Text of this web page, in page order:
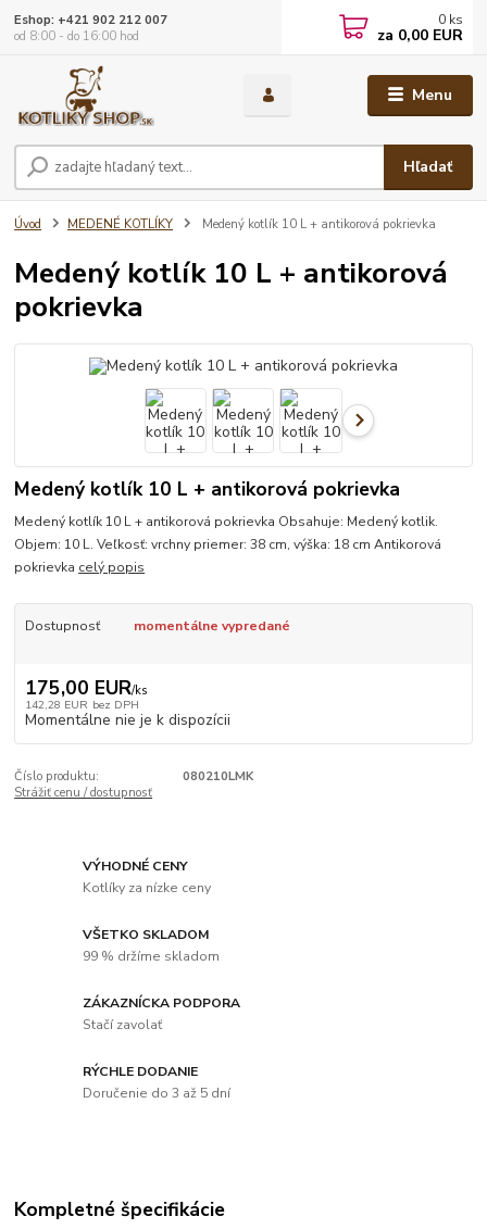
Menu
Hľadať
Eshop: +421 902 212 007
od 8:00 - do 16:00 hod
0 ks
za 0,00 EUR
Úvod MEDENÉ KOTLÍKY Medený kotlík 10 L + antikorová pokrievka
Medený kotlík 10 L + antikorová
pokrievka
Medený kotlík 10 L + antikorová pokrievka
Medený kotlík 10 L + antikorová pokrievka Obsahuje: Medený kotlik.
Objem: 10 L. Veľkosť: vrchny priemer: 38 cm, výška: 18 cm Antikorová
pokrievka celý popis
Dostupnosť momentálne vypredané
175,00 EUR/ks
142,28 EUR bez DPH
Momentálne nie je k dispozícii
Číslo produktu:
080210LMK
Strážiť cenu / dostupnosť
VÝHODNÉ CENY
Kotlíky za nízke ceny
VŠETKO SKLADOM
99 % držíme skladom
ZÁKAZNÍCKA PODPORA
Stačí zavolať
RÝCHLE DODANIE
Doručenie do 3 až 5 dní
Kompletné špecifikácie